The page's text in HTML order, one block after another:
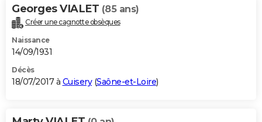
Georges VIALET (85 ans)
Créer une cagnotte obsèques
Naissance
14/09/1931
Décès
18/07/2017 à Cuisery(Saône-et-Loire)